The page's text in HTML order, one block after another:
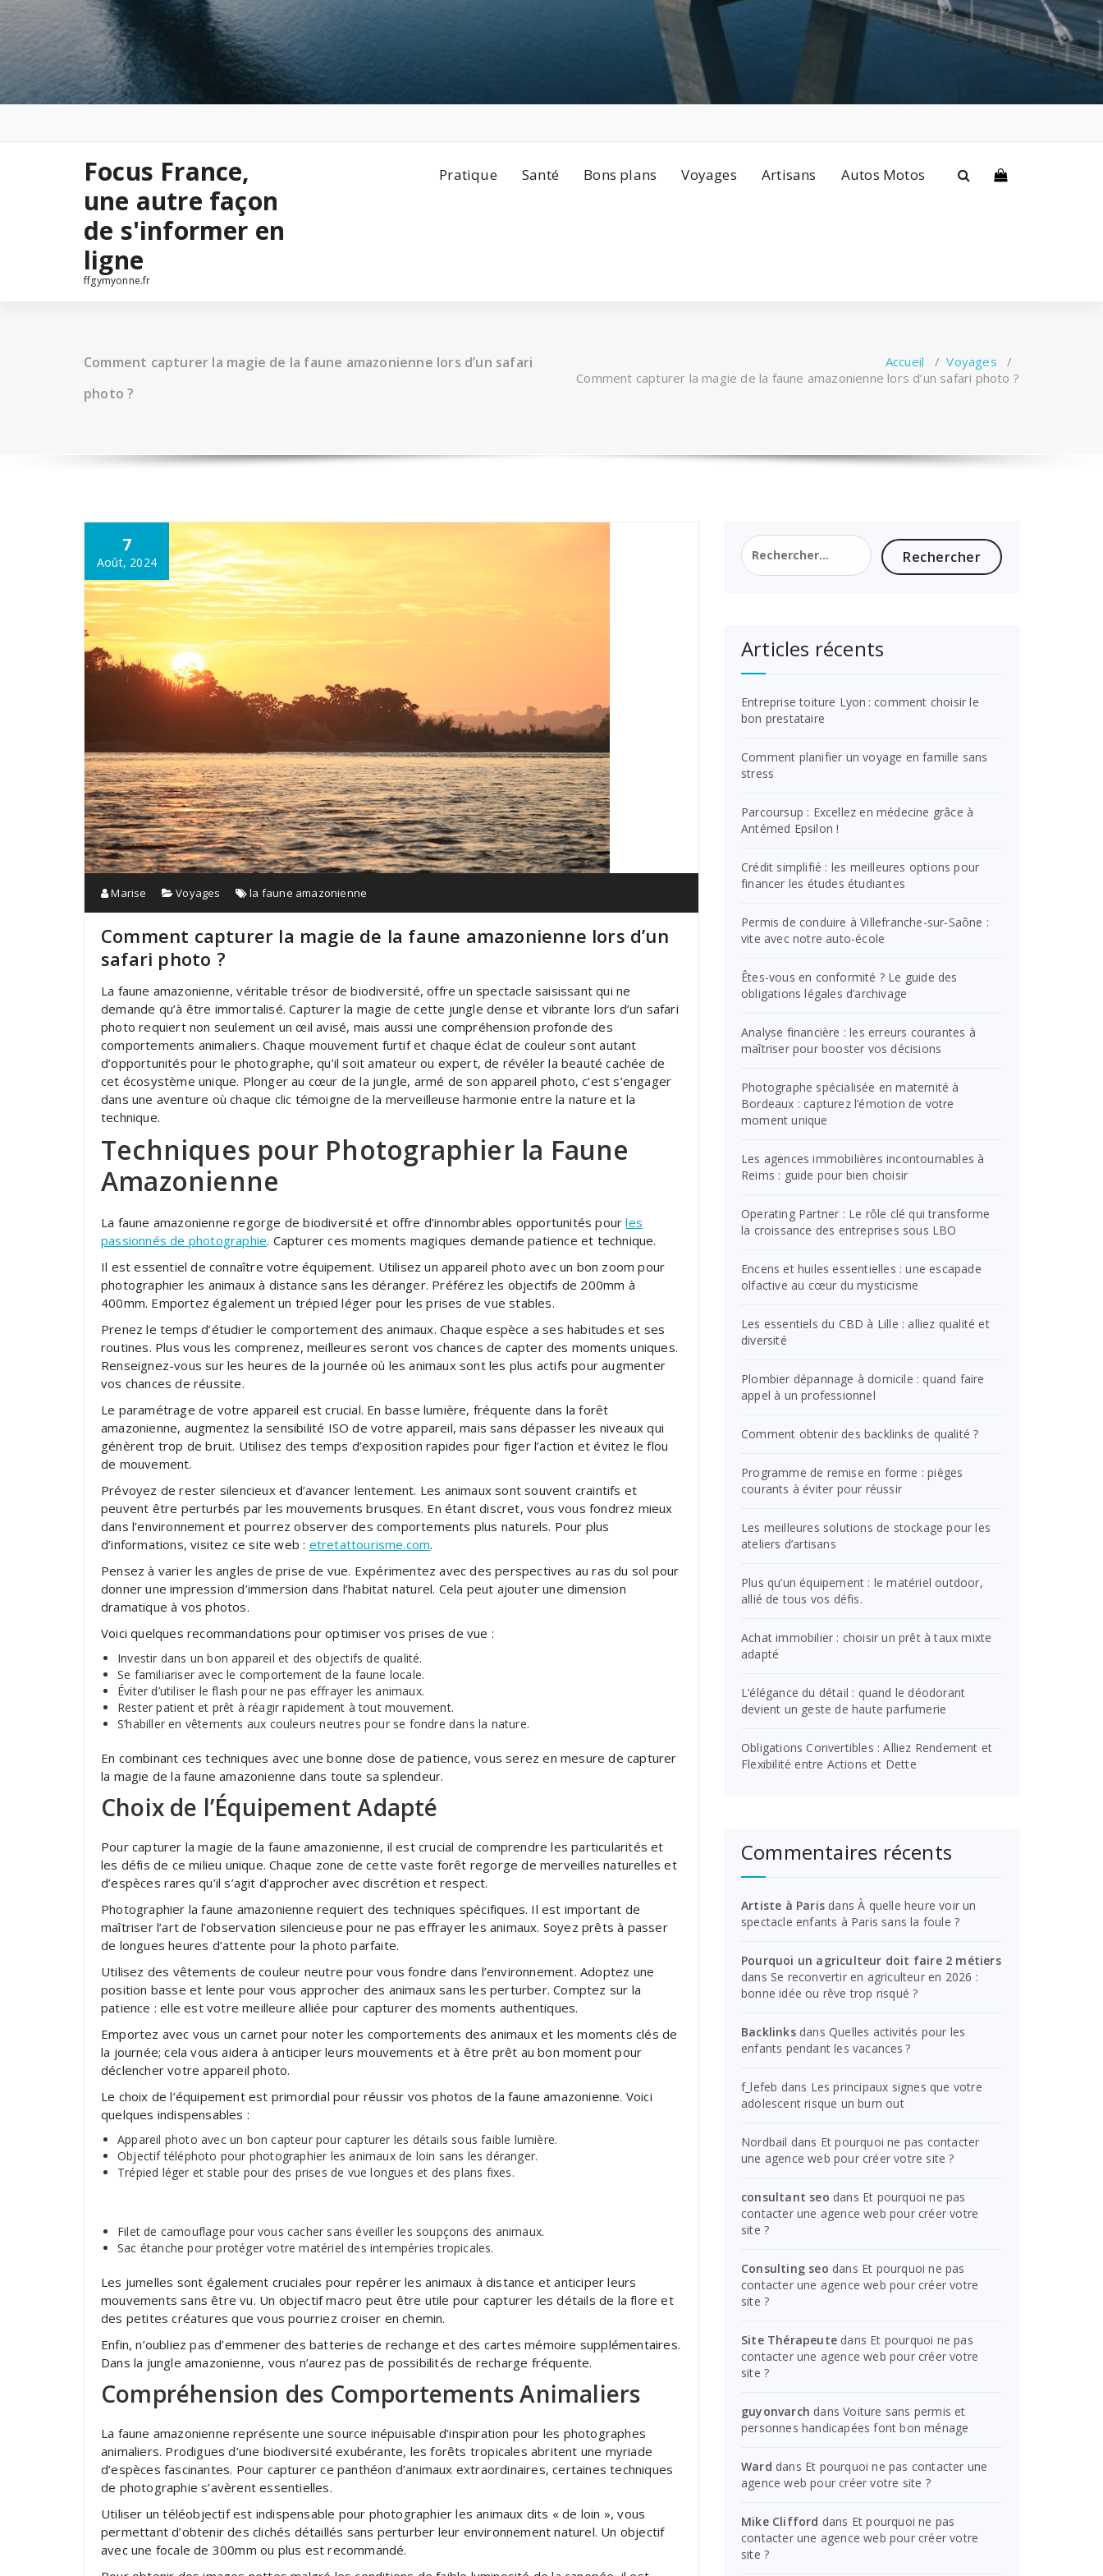
Focus France,
une autre façon
de s'informer en
ligne
ffgymyonne.fr
Pratique Santé Bons plans Voyages Artisans Autos Motos
Comment capturer la magie de la faune amazonienne lors d’un safari
photo ?
Accueil /Voyages /
Comment capturer la magie de la faune amazonienne lors d’un safari photo ?
7
Août, 2024
Marise Voyages la faune amazonienne
Comment capturer la magie de la faune amazonienne lors d’un
safari photo ?
La faune amazonienne, véritable trésor de biodiversité, offre un spectacle saisissant qui ne
demande qu’à être immortalisé. Capturer la magie de cette jungle dense et vibrante lors d’un safari
photo requiert non seulement un œil avisé, mais aussi une compréhension profonde des
comportements animaliers. Chaque mouvement furtif et chaque éclat de couleur sont autant
d’opportunités pour le photographe, qu’il soit amateur ou expert, de révéler la beauté cachée de
cet écosystème unique. Plonger au cœur de la jungle, armé de son appareil photo, c’est s’engager
dans une aventure où chaque clic témoigne de la merveilleuse harmonie entre la nature et la
technique.
Techniques pour Photographier la Faune
Amazonienne
La faune amazonienne regorge de biodiversité et offre d’innombrables opportunités pourles
passionnés de photographie. Capturer ces moments magiques demande patience et technique.
Il est essentiel de connaître votre équipement. Utilisez un appareil photo avec un bon zoom pour
photographier les animaux à distance sans les déranger. Préférez les objectifs de 200mm à
400mm. Emportez également un trépied léger pour les prises de vue stables.
Prenez le temps d’étudier le comportement des animaux. Chaque espèce a ses habitudes et ses
routines. Plus vous les comprenez, meilleures seront vos chances de capter des moments uniques.
Renseignez-vous sur les heures de la journée où les animaux sont les plus actifs pour augmenter
vos chances de réussite.
Le paramétrage de votre appareil est crucial. En basse lumière, fréquente dans la forêt
amazonienne, augmentez la sensibilité ISO de votre appareil, mais sans dépasser les niveaux qui
génèrent trop de bruit. Utilisez des temps d’exposition rapides pour figer l’action et évitez le flou
de mouvement.
Prévoyez de rester silencieux et d’avancer lentement. Les animaux sont souvent craintifs et
peuvent être perturbés par les mouvements brusques. En étant discret, vous vous fondrez mieux
dans l’environnement et pourrez observer des comportements plus naturels. Pour plus
d’informations, visitez ce site web : etretattourisme.com.
Pensez à varier les angles de prise de vue. Expérimentez avec des perspectives au ras du sol pour
donner une impression d’immersion dans l’habitat naturel. Cela peut ajouter une dimension
dramatique à vos photos.
Voici quelques recommandations pour optimiser vos prises de vue :
Investir dans un bon appareil et des objectifs de qualité.
Se familiariser avec le comportement de la faune locale.
Éviter d’utiliser le flash pour ne pas effrayer les animaux.
Rester patient et prêt à réagir rapidement à tout mouvement.
S’habiller en vêtements aux couleurs neutres pour se fondre dans la nature.
En combinant ces techniques avec une bonne dose de patience, vous serez en mesure de capturer
la magie de la faune amazonienne dans toute sa splendeur.
Choix de l’Équipement Adapté
Pour capturer la magie de la faune amazonienne, il est crucial de comprendre les particularités et
les défis de ce milieu unique. Chaque zone de cette vaste forêt regorge de merveilles naturelles et
d’espèces rares qu’il s’agit d’approcher avec discrétion et respect.
Photographier la faune amazonienne requiert des techniques spécifiques. Il est important de
maîtriser l’art de l’observation silencieuse pour ne pas effrayer les animaux. Soyez prêts à passer
de longues heures d’attente pour la photo parfaite.
Utilisez des vêtements de couleur neutre pour vous fondre dans l’environnement. Adoptez une
position basse et lente pour vous approcher des animaux sans les perturber. Comptez sur la
patience : elle est votre meilleure alliée pour capturer des moments authentiques.
Emportez avec vous un carnet pour noter les comportements des animaux et les moments clés de
la journée; cela vous aidera à anticiper leurs mouvements et à être prêt au bon moment pour
déclencher votre appareil photo.
Le choix de l’équipement est primordial pour réussir vos photos de la faune amazonienne. Voici
quelques indispensables :
Appareil photo avec un bon capteur pour capturer les détails sous faible lumière.
Objectif téléphoto pour photographier les animaux de loin sans les déranger.
Trépied léger et stable pour des prises de vue longues et des plans fixes.
Filet de camouflage pour vous cacher sans éveiller les soupçons des animaux.
Sac étanche pour protéger votre matériel des intempéries tropicales.
Les jumelles sont également cruciales pour repérer les animaux à distance et anticiper leurs
mouvements sans être vu. Un objectif macro peut être utile pour capturer les détails de la flore et
des petites créatures que vous pourriez croiser en chemin.
Enfin, n’oubliez pas d’emmener des batteries de rechange et des cartes mémoire supplémentaires.
Dans la jungle amazonienne, vous n’aurez pas de possibilités de recharge fréquente.
Compréhension des Comportements Animaliers
La faune amazonienne représente une source inépuisable d’inspiration pour les photographes
animaliers. Prodigues d’une biodiversité exubérante, les forêts tropicales abritent une myriade
d’espèces fascinantes. Pour capturer ce panthéon d’animaux extraordinaires, certaines techniques
de photographie s’avèrent essentielles.
Utiliser un téléobjectif est indispensable pour photographier les animaux dits « de loin », vous
permettant d’obtenir des clichés détaillés sans perturber leur environnement naturel. Un objectif
avec une focale de 300mm ou plus est recommandé.
Rechercher :
Articles récents
Entreprise toiture Lyon : comment choisir le
bon prestataire
Comment planifier un voyage en famille sans
stress
Parcoursup : Excellez en médecine grâce à
Antémed Epsilon !
Crédit simplifié : les meilleures options pour
financer les études étudiantes
Permis de conduire à Villefranche-sur-Saône :
vite avec notre auto-école
Êtes-vous en conformité ? Le guide des
obligations légales d’archivage
Analyse financière : les erreurs courantes à
maîtriser pour booster vos décisions
Photographe spécialisée en maternité à
Bordeaux : capturez l’émotion de votre
moment unique
Les agences immobilières incontournables à
Reims : guide pour bien choisir
Operating Partner : Le rôle clé qui transforme
la croissance des entreprises sous LBO
Encens et huiles essentielles : une escapade
olfactive au cœur du mysticisme
Les essentiels du CBD à Lille : alliez qualité et
diversité
Plombier dépannage à domicile : quand faire
appel à un professionnel
Comment obtenir des backlinks de qualité ?
Programme de remise en forme : pièges
courants à éviter pour réussir
Les meilleures solutions de stockage pour les
ateliers d’artisans
Plus qu’un équipement : le matériel outdoor,
allié de tous vos défis.
Achat immobilier : choisir un prêt à taux mixte
adapté
L’élégance du détail : quand le déodorant
devient un geste de haute parfumerie
Obligations Convertibles : Alliez Rendement et
Flexibilité entre Actions et Dette
Commentaires récents
Artiste à Paris dansÀ quelle heure voir un
spectacle enfants à Paris sans la foule ?
Pourquoi un agriculteur doit faire 2 métiers
dans Se reconvertir en agriculteur en 2026 :
bonne idée ou rêve trop risqué ?
BacklinksdansQuelles activités pour les
enfants pendant les vacances ?
f_lefeb dans Les principaux signes que votre
adolescent risque un burn out
Nordbail dans Et pourquoi ne pas contacter
une agence web pour créer votre site ?
consultant seo dans Et pourquoi ne pas
contacter une agence web pour créer votre
site ?
Consulting seo dans Et pourquoi ne pas
contacter une agence web pour créer votre
site ?
Site Thérapeute dans Et pourquoi ne pas
contacter une agence web pour créer votre
site ?
guyonvarch dansVoiture sans permis et
personnes handicapées font bon ménage
Ward dans Et pourquoi ne pas contacter une
agence web pour créer votre site ?
Mike Clifford dans Et pourquoi ne pas
contacter une agence web pour créer votre
site ?